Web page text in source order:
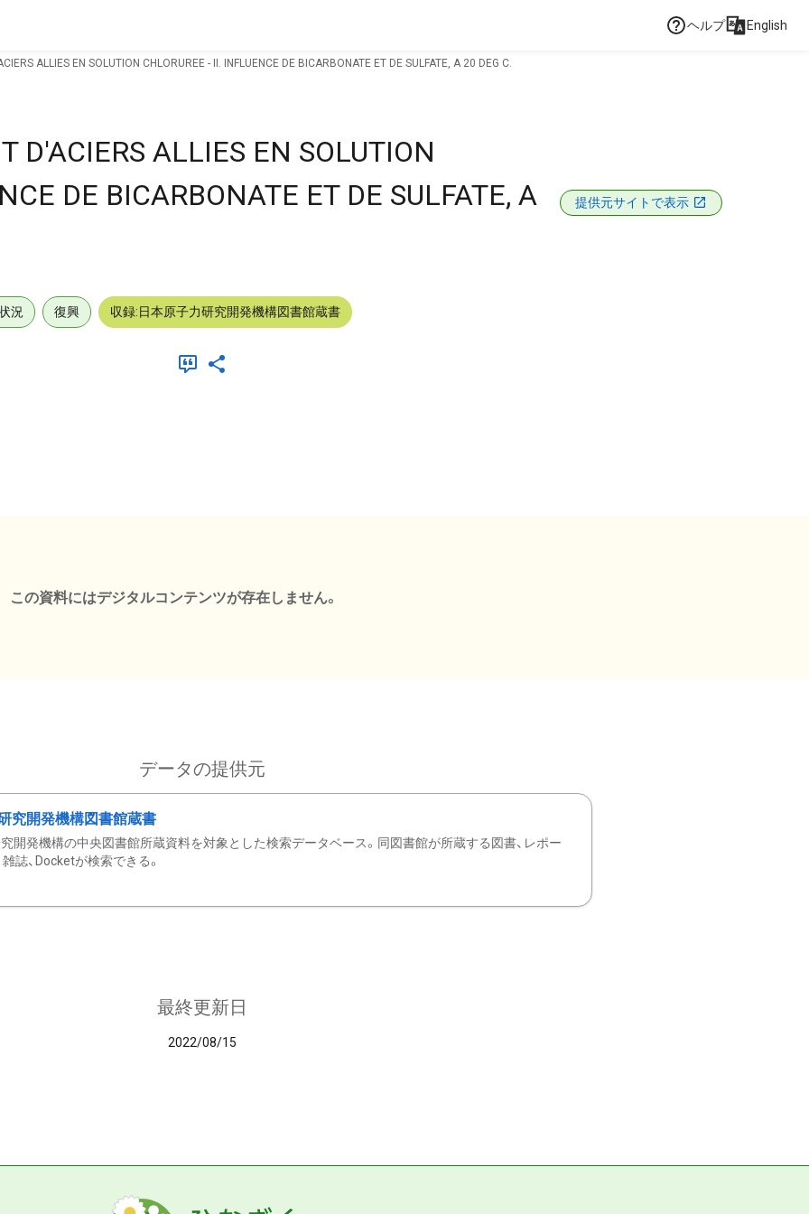
ヘルプ English
ALLIES EN SOLUTION CHLORUREE - II. INFLUENCE DE BICARBONATE ET DE SULFATE, A 20 DEG C.
D'ACIERS ALLIES EN SOLUTION
DE BICARBONATE ET DE SULFATE, A
提供元サイトで表示
況 復興 収録:日本原子力研究開発機構図書館蔵書
この資料にはデジタルコンテンツが存在しません。
データの提供元
究開発機構図書館蔵書
開発機構の中央図書館所蔵資料を対象とした検索データベース。同図書館が所蔵する図書、レポー
雑誌、Docketが検索できる。
最終更新日
2022/08/15